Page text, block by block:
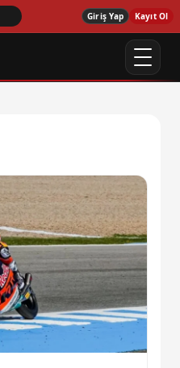
Giriş Yap Kayıt Ol